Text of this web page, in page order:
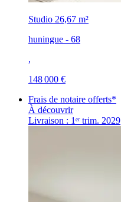
Studio 26,67 m²
huningue - 68
,
148 000 €
Frais de notaire offerts*
À découvrir
Livraison : 1ᵉʳ trim. 2029